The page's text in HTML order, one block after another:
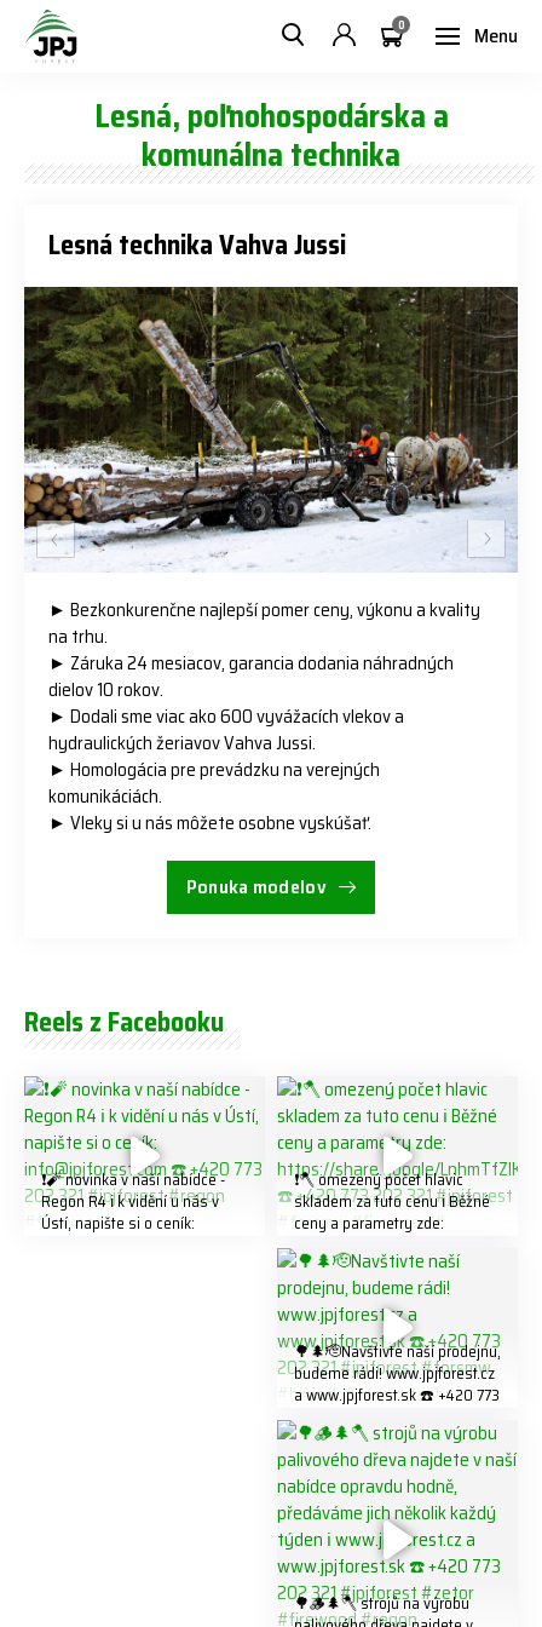
Menu
0
Lesná, poľnohospodárska a
komunálna technika
Lesná technika Vahva Jussi
► Bezkonkurenčne najlepší pomer ceny, výkonu a kvality
na trhu.
► Záruka 24 mesiacov, garancia dodania náhradných
dielov 10 rokov.
► Dodali sme viac ako 600 vyvážacích vlekov a
hydraulických žeriavov Vahva Jussi.
► Homologácia pre prevádzku na verejných
komunikáciách.
► Vleky si u nás môžete osobne vyskúšať.
Ponuka modelov
Reels z Facebooku
❗️🧨 novinka v naší nabídce -
Regon R4 ℹ️ k vidění u nás v
Ústí, napište si o ceník:
❗️🪓 omezený počet hlavic
skladem za tuto cenu ℹ️ Běžné
ceny a parametry zde:
K8W5t7i6o ☎️ +420 773 202
321 #jpjforest #forsmw
#firewood #
🌳🌲🫡Navštivte naší prodejnu,
budeme rádi! www.jpjforest.cz
a www.jpjforest.sk ☎️ +420 773
#biojack #regon #vahvajussi
🌳🪵🌲🪓 strojů na výrobu